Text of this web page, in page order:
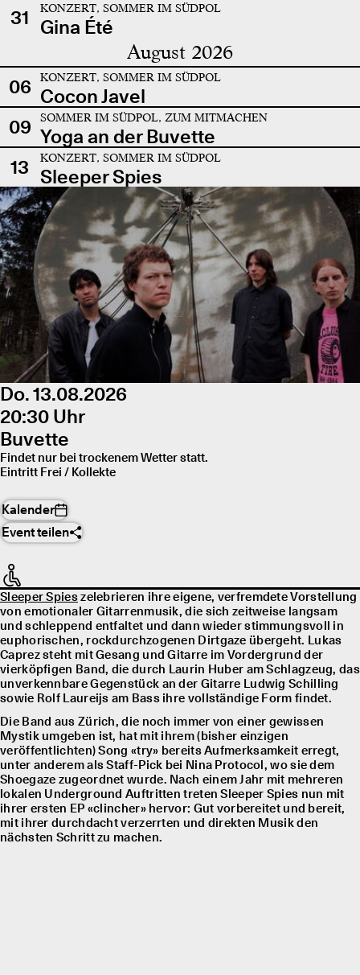
31
KONZERT, SOMMER IM SÜDPOL
Gina Été
August 2026
06 KONZERT, SOMMER IM SÜDPOL
Cocon Javel
09
SOMMER IM SÜDPOL, ZUM MITMACHEN
Yoga an der Buvette
13
KONZERT, SOMMER IM SÜDPOL
Sleeper Spies
Do. 13.08.2026
20:30 Uhr
Buvette
Findet nur bei trockenem Wetter statt.
Eintritt Frei / Kollekte
Kalender
Event teilen
Sleeper Spieszelebrieren ihre eigene, verfremdete Vorstellung
von emotionaler Gitarrenmusik, die sich zeitweise langsam
und schleppend entfaltet und dann wieder stimmungsvoll in
euphorischen, rockdurchzogenen Dirtgaze übergeht. Lukas
Caprez steht mit Gesang und Gitarre im Vordergrund der
vierköpfigen Band, die durch Laurin Huber am Schlagzeug, das
unverkennbare Gegenstück an der Gitarre Ludwig Schilling
sowie Rolf Laureĳs am Bass ihre vollständige Form findet.
Die Band aus Zürich, die noch immer von einer gewissen
Mystik umgeben ist, hat mit ihrem (bisher einzigen
veröffentlichten) Song «try» bereits Aufmerksamkeit erregt,
unter anderem als Staff-Pick bei Nina Protocol, wo sie dem
Shoegaze zugeordnet wurde. Nach einem Jahr mit mehreren
lokalen Underground Auftritten treten Sleeper Spies nun mit
ihrer ersten EP «clincher» hervor: Gut vorbereitet und bereit,
mit ihrer durchdacht verzerrten und direkten Musik den
nächsten Schritt zu machen.